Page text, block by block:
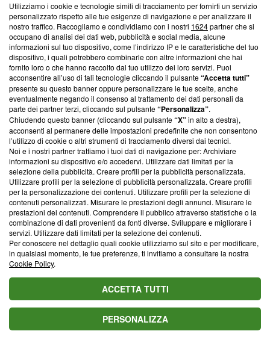
Questa sezione offre informazioni trasparenti su Blasting
News, sui nostri processi editoriali e su come ci impegniamo a
creare news di qualità. Inoltre, afferma la nostra aderenza a
‘Trust Project - News with Integrity’Blasting News non è
ancora membro del programma, ma ha richiesto di farne
parte; Trust Project non ha ancora effettuato una verifica di
conformità agli standard.
Su di noi
Team editoriale
Corporate
Redazione
Informativa Privacy
Cookie Policy
Blasting SA, IDI CHE-247.845.224, Via Carlo Frasca, 3 - 6900
Lugano (Svizzera) Tel:+39 0690258937
© 2026 Blasting News
Utilizziamo i cookie e tecnologie simili di tracciamento per fornirti un servizio
personalizzato rispetto alle tue esigenze di navigazione e per analizzare il
nostro traffico. Raccogliamo e condividiamo con i nostri 1624partner che si
occupano di analisi dei dati web, pubblicità e social media, alcune
informazioni sul tuo dispositivo, come l’indirizzo IP e le caratteristiche del tuo
dispositivo, i quali potrebbero combinarle con altre informazioni che hai
fornito loro o che hanno raccolto dal tuo utilizzo dei loro servizi. Puoi
acconsentire all’uso di tali tecnologie cliccando il pulsante“Accetta tutti”
presente su questo banner oppure personalizzare le tue scelte, anche
eventualmente negando il consenso al trattamento dei dati personali da
parte dei partner terzi, cliccando sul pulsante“Personalizza”.
Chiudendo questo banner (cliccando sul pulsante“X”in alto a destra),
acconsenti al permanere delle impostazioni predefinite che non consentono
l’utilizzo di cookie o altri strumenti di tracciamento diversi dai tecnici.
Noi e i nostri partner trattiamo i tuoi dati di navigazione per: Archiviare
informazioni su dispositivo e/o accedervi. Utilizzare dati limitati per la
selezione della pubblicità. Creare profili per la pubblicità personalizzata.
Utilizzare profili per la selezione di pubblicità personalizzata. Creare profili
per la personalizzazione dei contenuti. Utilizzare profili per la selezione di
contenuti personalizzati. Misurare le prestazioni degli annunci. Misurare le
prestazioni dei contenuti. Comprendere il pubblico attraverso statistiche o la
combinazione di dati provenienti da fonti diverse. Sviluppare e migliorare i
servizi. Utilizzare dati limitati per la selezione dei contenuti.
Per conoscere nel dettaglio quali cookie utilizziamo sul sito e per modificare,
in qualsiasi momento, le tue preferenze, ti invitiamo a consultare la nostra
Cookie Policy.
ACCETTA TUTTI
PERSONALIZZA